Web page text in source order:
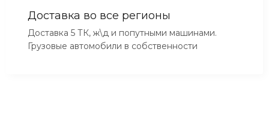
Доставка во все регионы
Доставка 5 ТК, ж\д и попутными машинами.
Грузовые автомобили в собственности